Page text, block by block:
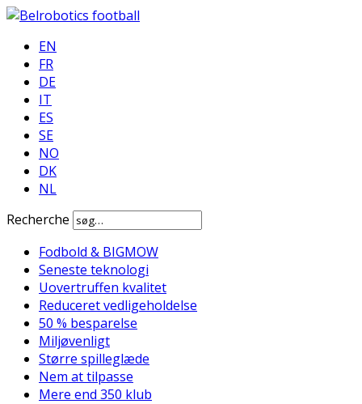
EN
FR
DE
IT
ES
SE
NO
DK
NL
Recherche
Fodbold & BIGMOW
Seneste teknologi
Uovertruffen kvalitet
Reduceret vedligeholdelse
50 % besparelse
Miljøvenligt
Større spilleglæde
Nem at tilpasse
Mere end 350 klub